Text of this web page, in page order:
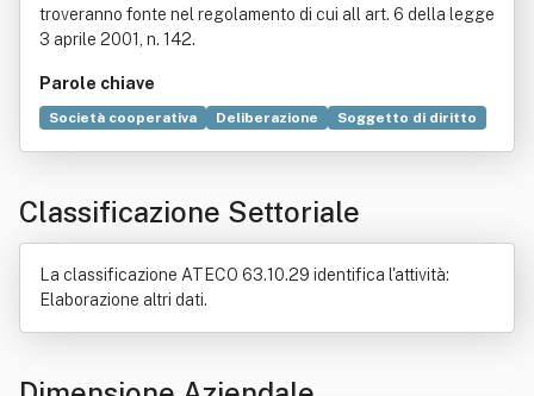
troveranno fonte nel regolamento di cui all art. 6 della legge
3 aprile 2001, n. 142.
Parole chiave
Società cooperativa Deliberazione
Soggetto di diritto
Elaborazione dati
Legge
Classificazione Settoriale
La classificazione ATECO 63.10.29 identifica l'attività:
Elaborazione altri dati.